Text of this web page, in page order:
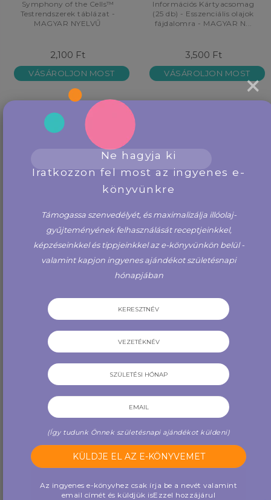
×
Ne hagyja ki
Iratkozzon fel most az ingyenes e-
könyvünkre
Támogassa szenvedélyét, és maximalizálja illóolaj-
gyűjteményének felhasználását receptjeinkkel,
képzéseinkkel és tippjeinkkel az e-könyvünkön belül -
valamint kapjon ingyenes ajándékot születésnapi
hónapjában
(Így tudunk Önnek születésnapi ajándékot küldeni)
Az ingyenes e-könyvhez csak írja be a nevét valamint
email címét és küldjük isEzzel hozzájárul
Symphony of the Cells™
Testrendszerek táblázat -
MAGYAR NYELVŰ
2,100 Ft
VÁSÁROLJON MOST
Információs Kártyacsomag
(25 db) - Esszenciális olajok
fájdalomra - MAGYAR N...
3,500 Ft
VÁSÁROLJON MOST
Rózsa passzív diffúzor
4,700 Ft
VÁSÁROLJON MOST
iTOVi szkenner
BŐVEBBEN